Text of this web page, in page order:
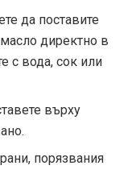
да поставите
директно в
с вода, сок или
върху
порязвания